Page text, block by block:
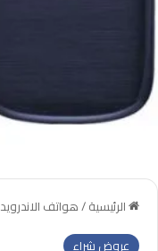
الرئيسية/هواتف الاندرويد
عروض شراء